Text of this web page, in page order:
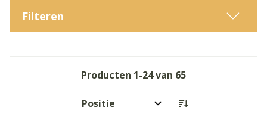
Filteren
Producten 1-24van 65
Sorteer op: